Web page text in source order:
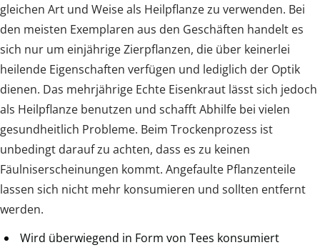
gleichen Art und Weise als Heilpflanze zu verwenden. Bei
den meisten Exemplaren aus den Geschäften handelt es
sich nur um einjährige Zierpflanzen, die über keinerlei
heilende Eigenschaften verfügen und lediglich der Optik
dienen. Das mehrjährige Echte Eisenkraut lässt sich jedoch
als Heilpflanze benutzen und schafft Abhilfe bei vielen
gesundheitlich Probleme. Beim Trockenprozess ist
unbedingt darauf zu achten, dass es zu keinen
Fäulniserscheinungen kommt. Angefaulte Pflanzenteile
lassen sich nicht mehr konsumieren und sollten entfernt
werden.
Wird überwiegend in Form von Tees konsumiert